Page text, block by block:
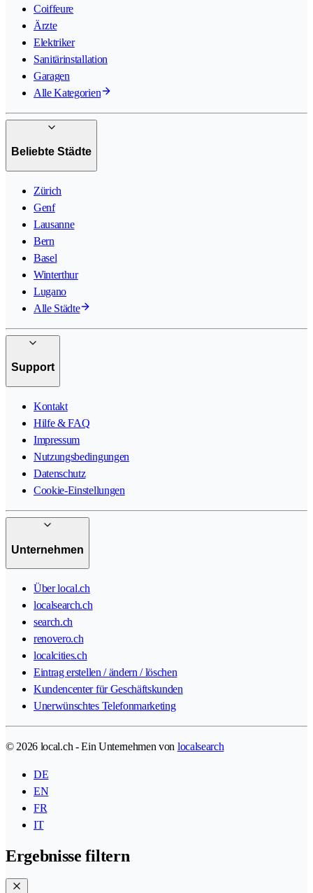
Coiffeure
Ärzte
Elektriker
Sanitärinstallation
Garagen
Alle Kategorien
Beliebte Städte
Zürich
Genf
Lausanne
Bern
Basel
Winterthur
Lugano
Alle Städte
Support
Kontakt
Hilfe & FAQ
Impressum
Nutzungsbedingungen
Datenschutz
Cookie-Einstellungen
Unternehmen
Über local.ch
localsearch.ch
search.ch
renovero.ch
localcities.ch
Eintrag erstellen / ändern / löschen
Kundencenter für Geschäftskunden
Unerwünschtes Telefonmarketing
© 2026 local.ch - Ein Unternehmen von localsearch
DE
EN
FR
IT
Ergebnisse filtern